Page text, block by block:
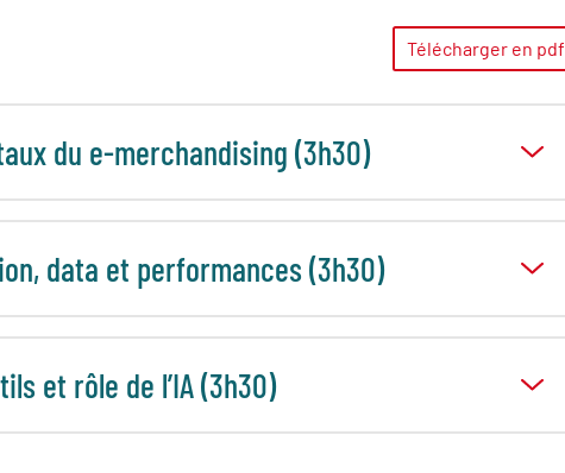
Télécharger en pdf
du e-merchandising (3h30)
data et performances (3h30)
et rôle de l’IA (3h30)